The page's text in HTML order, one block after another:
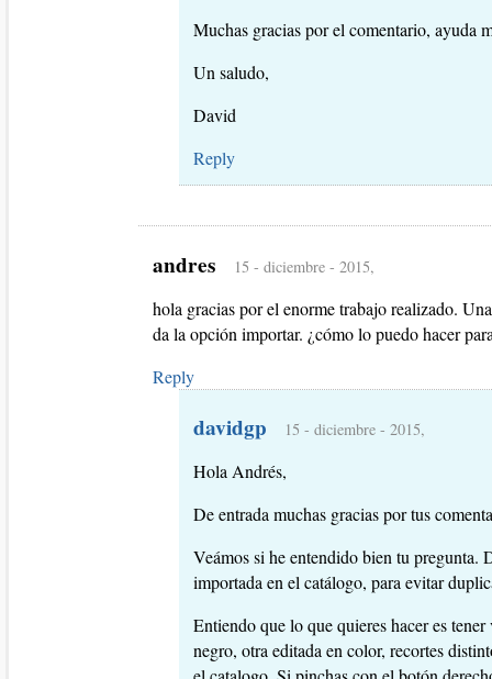
Muchas gracias por el comentario, ayuda
Un saludo,
David
Reply
andres 15 - diciembre - 2015,
hola gracias por el enorme trabajo realizado.
da la opción importar. ¿cómo lo puedo hacer
Reply
davidgp 15 - diciembre - 2015,
Hola Andrés,
De entrada muchas gracias por tus
Veámos si he entendido bien tu pregunta.
importada en el catálogo, para evitar
Entiendo que lo que quieres hacer es
negro, otra editada en color, recortes